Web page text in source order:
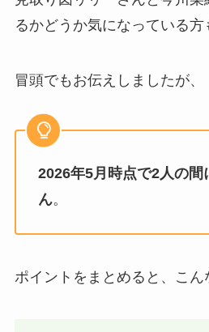
るかどうか気になっている方
冒頭でもお伝えしましたが、
2026年5月時点で2人の間
ん。
ポイントをまとめると、こん